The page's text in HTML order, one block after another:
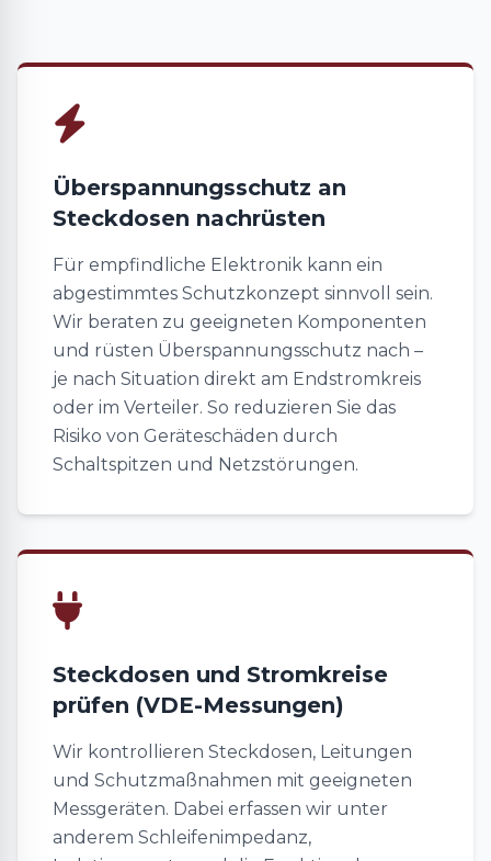
Überspannungsschutz an
Steckdosen nachrüsten
Für empfindliche Elektronik kann ein
abgestimmtes Schutzkonzept sinnvoll sein.
Wir beraten zu geeigneten Komponenten
und rüsten Überspannungsschutz nach –
je nach Situation direkt am Endstromkreis
oder im Verteiler. So reduzieren Sie das
Risiko von Geräteschäden durch
Schaltspitzen und Netzstörungen.
Steckdosen und Stromkreise
prüfen (VDE-Messungen)
Wir kontrollieren Steckdosen, Leitungen
und Schutzmaßnahmen mit geeigneten
Messgeräten. Dabei erfassen wir unter
anderem Schleifenimpedanz,